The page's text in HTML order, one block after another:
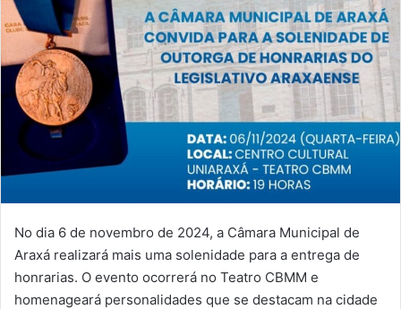
No dia 6 de novembro de 2024, a Câmara Municipal de
Araxá realizará mais uma solenidade para a entrega de
honrarias. O evento ocorrerá no Teatro CBMM e
homenageará personalidades que se destacam na cidade